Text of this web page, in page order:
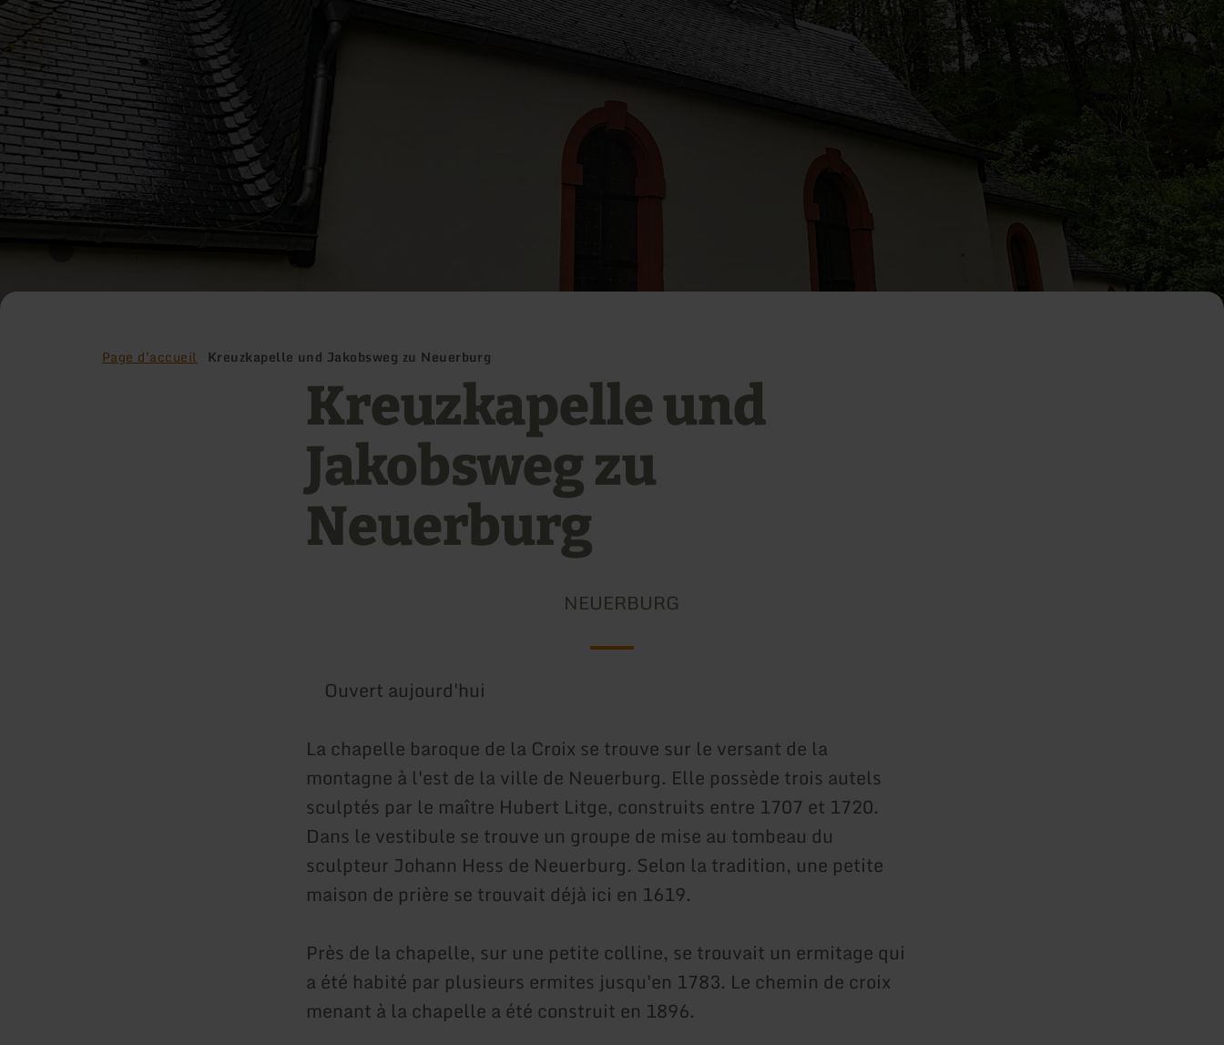
Page d'accueil Kreuzkapelle und Jakobsweg zu Neuerburg
Kreuzkapelle und
Jakobsweg zu
Neuerburg
NEUERBURG
Ouvert aujourd'hui
La chapelle baroque de la Croix se trouve sur le versant de la
montagne à l'est de la ville de Neuerburg. Elle possède trois autels
sculptés par le maître Hubert Litge, construits entre 1707 et 1720.
Dans le vestibule se trouve un groupe de mise au tombeau du
sculpteur Johann Hess de Neuerburg. Selon la tradition, une petite
maison de prière se trouvait déjà ici en 1619.
Près de la chapelle, sur une petite colline, se trouvait un ermitage qui
a été habité par plusieurs ermites jusqu'en 1783. Le chemin de croix
menant à la chapelle a été construit en 1896.